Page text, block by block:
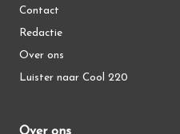
Contact
Redactie
Over ons
Luister naar Cool 220
Over ons